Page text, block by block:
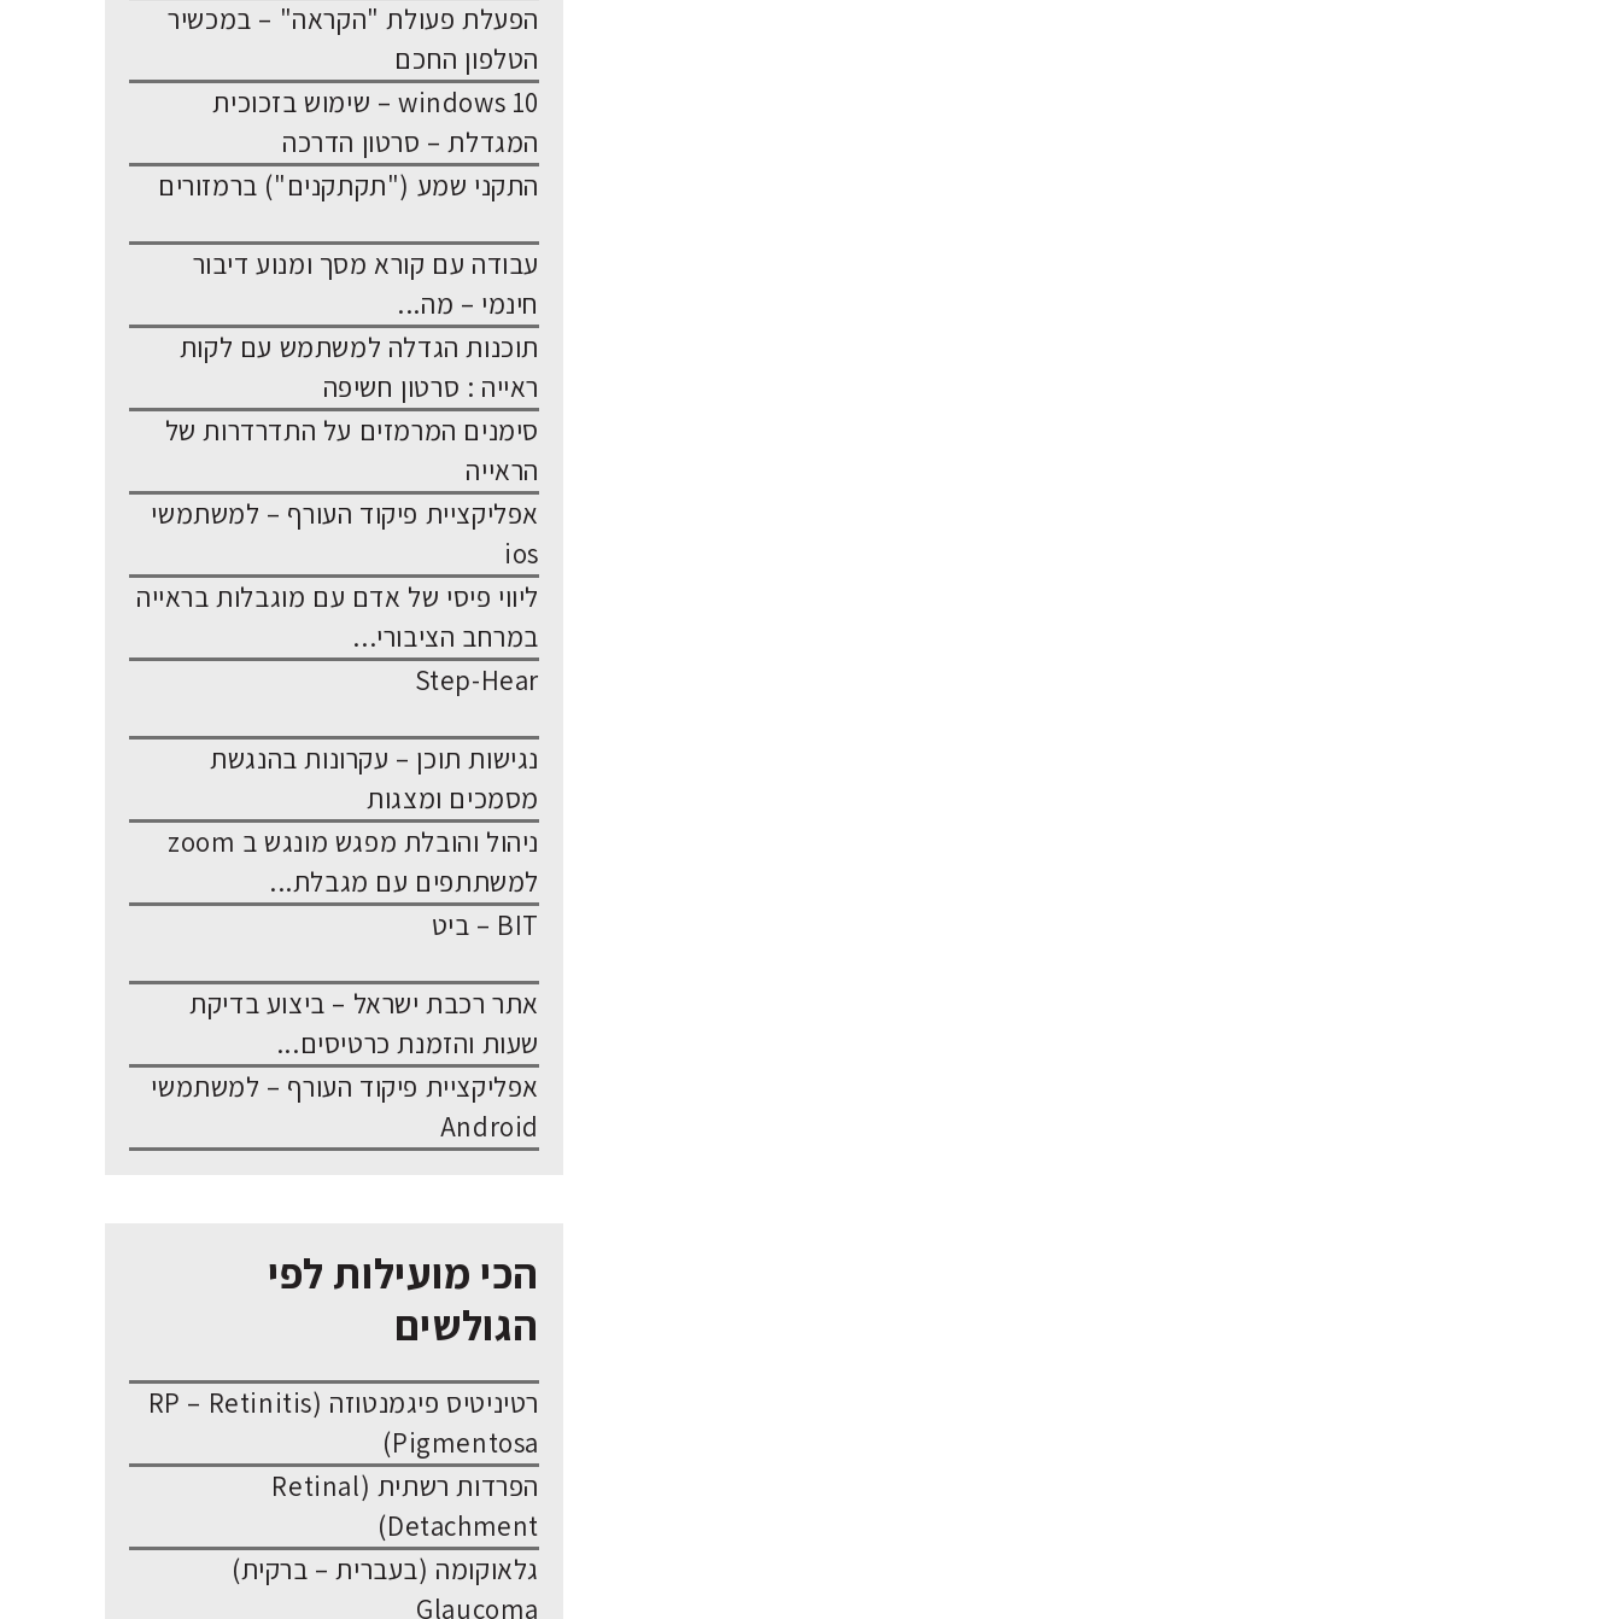
הפעלת פעולת "הקראה" – במכשיר
הטלפון החכם
windows 10 – שימוש בזכוכית
המגדלת – סרטון הדרכה
התקני שמע ("תקתקנים") ברמזורים
עבודה עם קורא מסך ומנוע דיבור
חינמי – מה...
תוכנות הגדלה למשתמש עם לקות
ראייה : סרטון חשיפה
סימנים המרמזים על התדרדרות של
הראייה
אפליקציית פיקוד העורף – למשתמשי
ios
ליווי פיסי של אדם עם מוגבלות בראייה
במרחב הציבורי...
Step-Hear
נגישות תוכן – עקרונות בהנגשת
מסמכים ומצגות
ניהול והובלת מפגש מונגש ב zoom
למשתתפים עם מגבלת...
BIT – ביט
אתר רכבת ישראל – ביצוע בדיקת
שעות והזמנת כרטיסים...
אפליקציית פיקוד העורף – למשתמשי
Android
הכי מועילות לפי
הגולשים
רטיניטיס פיגמנטוזה (RP – Retinitis
Pigmentosa)
הפרדות רשתית (Retinal
Detachment)
גלאוקומה (בעברית – ברקית)
Glaucoma